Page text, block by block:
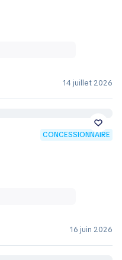
14 juillet 2026
CONCESSIONNAIRE
16 juin 2026